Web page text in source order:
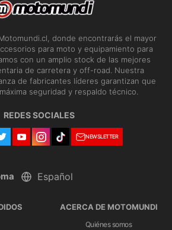
donde encontrarás el mayor
para moto y equipamiento para
con un amplio stock de las mejores
de carretera y off-road. Nuestra
de fabricantes líderes garantizan que
seguridad y respaldo técnico.
REDES SOCIALES
NEWSLETTER
ACERCA DE MOTOMUNDI
Quiénes somos